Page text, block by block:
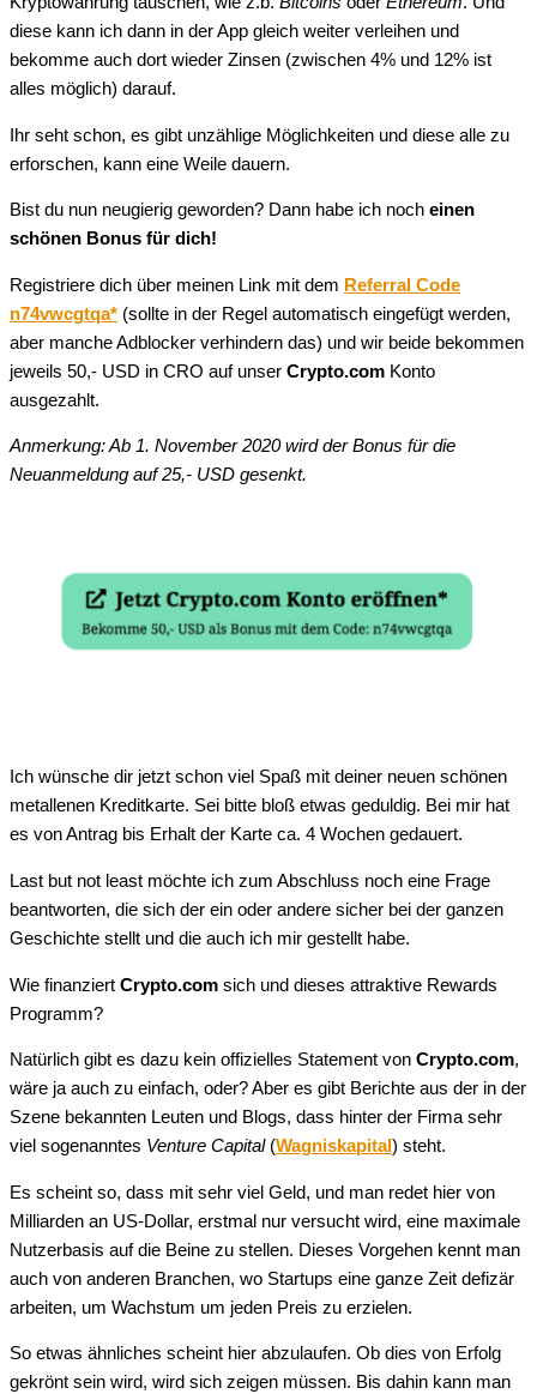
diese kann ich dann in der App gleich weiter verleihen und
bekomme auch dort wieder Zinsen (zwischen 4% und 12% ist
alles möglich) darauf.
Ihr seht schon, es gibt unzählige Möglichkeiten und diese alle zu
erforschen, kann eine Weile dauern.
Bist du nun neugierig geworden? Dann habe ich noch einen
schönen Bonus für dich!
Registriere dich über meinen Link mit dem Referral Code
n74vwcgtqa* (sollte in der Regel automatisch eingefügt werden,
aber manche Adblocker verhindern das) und wir beide bekommen
jeweils 50,- USD in CRO auf unser Crypto.com Konto
ausgezahlt.
Anmerkung: Ab 1. November 2020 wird der Bonus für die
Neuanmeldung auf 25,- USD gesenkt.
Ich wünsche dir jetzt schon viel Spaß mit deiner neuen schönen
metallenen Kreditkarte. Sei bitte bloß etwas geduldig. Bei mir hat
es von Antrag bis Erhalt der Karte ca. 4 Wochen gedauert.
Last but not least möchte ich zum Abschluss noch eine Frage
beantworten, die sich der ein oder andere sicher bei der ganzen
Geschichte stellt und die auch ich mir gestellt habe.
Wie finanziert Crypto.com sich und dieses attraktive Rewards
Programm?
Natürlich gibt es dazu kein offizielles Statement von Crypto.com,
wäre ja auch zu einfach, oder? Aber es gibt Berichte aus der in der
Szene bekannten Leuten und Blogs, dass hinter der Firma sehr
viel sogenanntes Venture Capital(Wagniskapital) steht.
Es scheint so, dass mit sehr viel Geld, und man redet hier von
Milliarden an US-Dollar, erstmal nur versucht wird, eine maximale
Nutzerbasis auf die Beine zu stellen. Dieses Vorgehen kennt man
auch von anderen Branchen, wo Startups eine ganze Zeit defizär
arbeiten, um Wachstum um jeden Preis zu erzielen.
So etwas ähnliches scheint hier abzulaufen. Ob dies von Erfolg
gekrönt sein wird, wird sich zeigen müssen. Bis dahin kann man